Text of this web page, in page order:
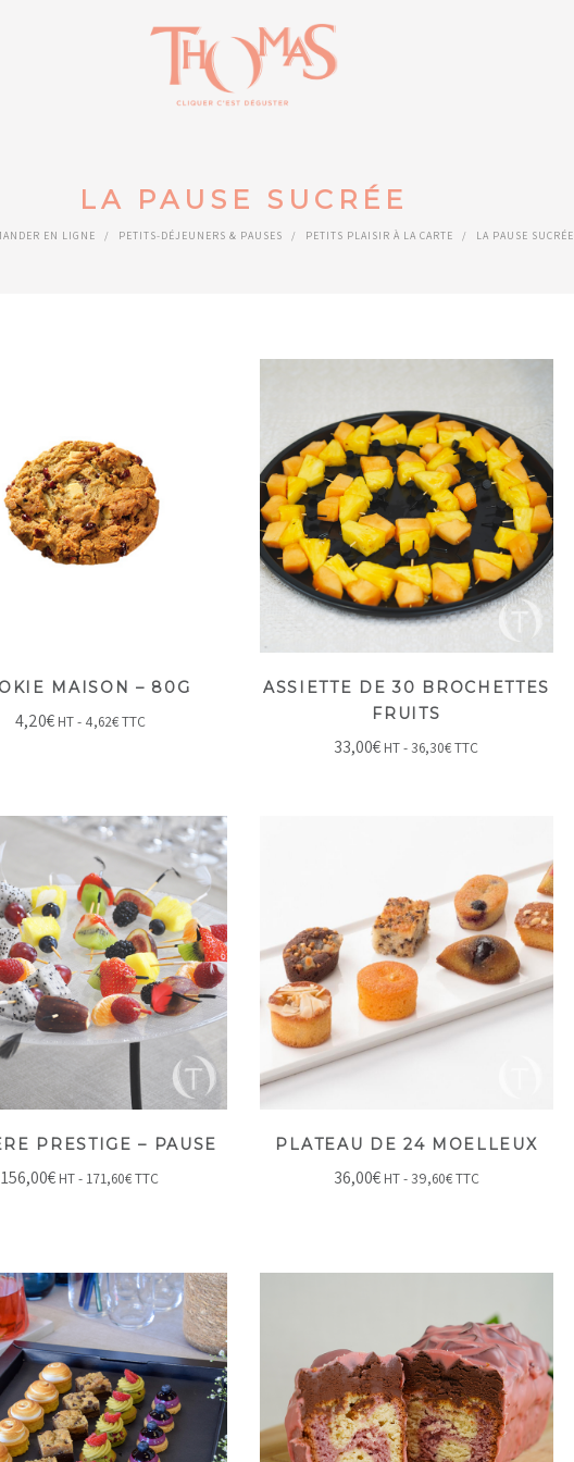
LA PAUSE SUCRÉE
EN LIGNE / PETITS-DÉJEUNERS & PAUSES / PETITS PLAISIR À LA CARTE / LA PAUSE SUCRÉE
MAISON – 80G
4,20€ HT - 4,62€TTC
ASSIETTE DE 30 BROCHETTES
FRUITS
33,00€ HT -36,30€TTC
PRESTIGE – PAUSE
156,00€ HT - 171,60€TTC
PLATEAU DE 24 MOELLEUX
36,00€ HT -39,60€TTC